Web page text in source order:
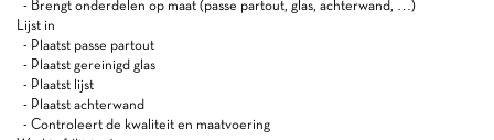
- Brengt onderdelen op maat (passe partout, glas, achterwand, …)
Lijst in
- Plaatst passe partout
- Plaatst gereinigd glas
- Plaatst lijst
- Plaatst achterwand
- Controleert de kwaliteit en maatvoering